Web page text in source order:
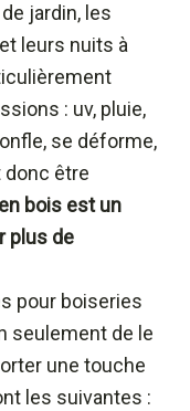
jardin, les
leurs nuits à
: uv, pluie,
se déforme,
donc être
bois est un
plus de
pour boiseries
seulement de le
une touche
les suivantes :